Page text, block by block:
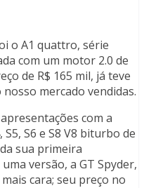
o A1 quattro, série
com um motor 2.0 de
de R$ 165 mil, já teve
mercado vendidas.
com a
S6 e S8 V8 biturbo de
sua primeira
versão, a GT Spyder,
cara; seu preço no